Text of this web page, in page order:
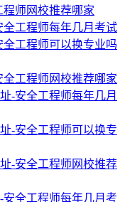
师网校推荐哪家
工程师每年几月考试
工程师可以换专业吗
工程师网校推荐哪家
-安全工程师每年几月
-安全工程师可以换专
-安全工程师网校推荐
全工程师每年几月考